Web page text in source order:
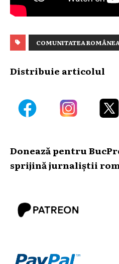
COMUNITATEA
Distribuie articolul
Donează pentru
sprijină jurnaliștii